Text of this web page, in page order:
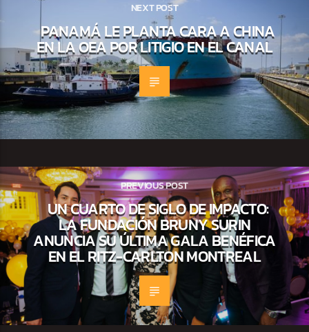
NEXT POST
PANAMÁ LE PLANTA CARA A CHINA
EN LA OEA POR LITIGIO EN EL CANAL
PREVIOUS POST
UN CUARTO DE SIGLO DE IMPACTO:
LA FUNDACIÓN BRUNY SURIN
ANUNCIA SU ÚLTIMA GALA BENÉFICA
EN EL RITZ-CARLTON MONTREAL